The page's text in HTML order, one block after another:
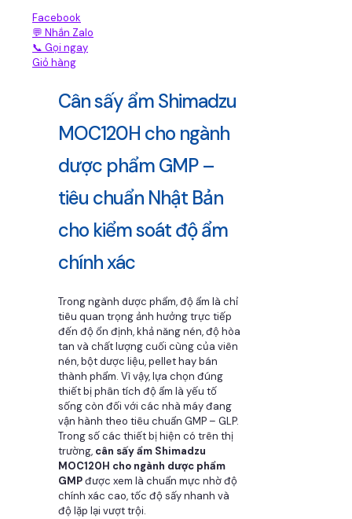
Facebook
💬 Nhắn Zalo
📞 Gọi ngay
Giỏ hàng
Cân sấy ẩm Shimadzu
MOC120H cho ngành
dược phẩm GMP –
tiêu chuẩn Nhật Bản
cho kiểm soát độ ẩm
chính xác
Trong ngành dược phẩm, độ ẩm là chỉ
tiêu quan trọng ảnh hưởng trực tiếp
đến độ ổn định, khả năng nén, độ hòa
tan và chất lượng cuối cùng của viên
nén, bột dược liệu, pellet hay bán
thành phẩm. Vì vậy, lựa chọn đúng
thiết bị phân tích độ ẩm là yếu tố
sống còn đối với các nhà máy đang
vận hành theo tiêu chuẩn GMP – GLP.
Trong số các thiết bị hiện có trên thị
trường, cân sấy ẩm Shimadzu
MOC120H cho ngành dược phẩm
GMPđược xem là chuẩn mực nhờ độ
chính xác cao, tốc độ sấy nhanh và
độ lặp lại vượt trội.